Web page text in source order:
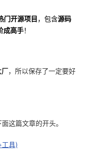
门开源项目，包含源码
成高手！
厂，所以保存了一定要好
这篇文章的开头。
工具)